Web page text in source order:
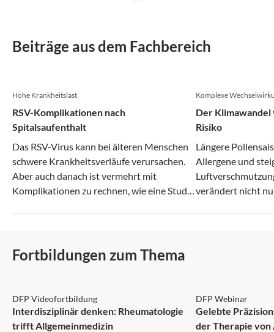
Beiträge aus dem Fachbereich
Hohe Krankheitslast
RSV-Komplikationen nach
Spitalsaufenthalt
Das RSV-Virus kann bei älteren Menschen
schwere Krankheitsverläufe verursachen.
Aber auch danach ist vermehrt mit
Komplikationen zu rechnen, wie eine Studie
Komplexe
Der
Risiko
Längere
Allergene und
verändert nicht
Fortbildungen zum Thema
DFP Videofortbildung
Interdisziplinär denken: Rheumatologie
trifft Allgemeinmedizin
DFP Webinar
Gelebte
der Therapie von